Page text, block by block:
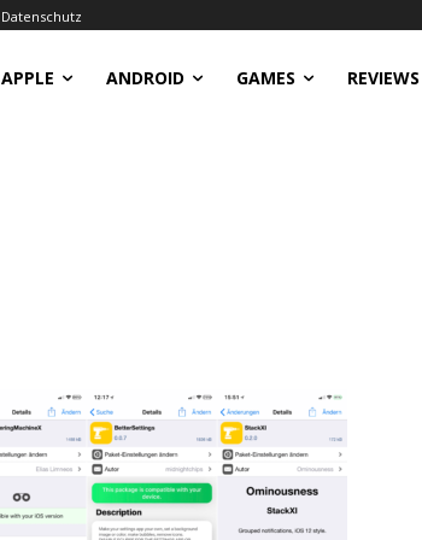
Datenschutz
APPLE ANDROID GAMES REVIEWS